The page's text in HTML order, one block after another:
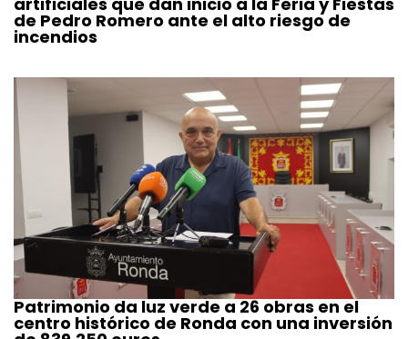
de Pedro Romero ante el alto riesgo de
incendios
Patrimonio da luz verde a 26 obras en el
centro histórico de Ronda con una inversión